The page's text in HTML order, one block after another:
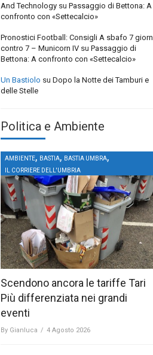
And Technology su Passaggio di Bettona: A
confronto con «Settecalcio»
Pronostici Football: Consigli A sbafo 7
contro 7 – Municorn IV su Passaggio di
Bettona: A confronto con «Settecalcio»
Un Bastiolo su Dopo la Notte dei Tamburi e
delle Stelle
Politica e Ambiente
AMBIENTE, BASTIA, BASTIA UMBRA,
IL CORRIERE DELL'UMBRIA
Scendono ancora le tariffe Tari
Più differenziata nei grandi
eventi
By Gianluca / 4 Agosto 2026